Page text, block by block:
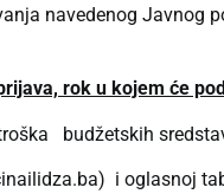
navedenog Javnog
rok u kojem će
budžetskih
i oglasnoj